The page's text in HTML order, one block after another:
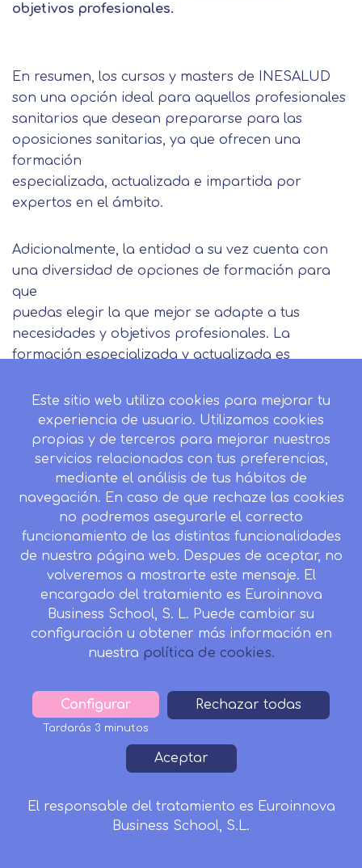
objetivos profesionales.
En resumen, los cursos y masters de INESALUD
son una opción ideal para aquellos profesionales
sanitarios que desean prepararse para las
oposiciones sanitarias, ya que ofrecen una
formación
especializada, actualizada e impartida por
expertos en el ámbito.
Adicionalmente, la entidad a su vez cuenta con
una diversidad de opciones de formación para
que
puedas elegir la que mejor se adapte a tus
necesidades y objetivos profesionales. La
formación especializada y actualizada es
INESALUD está comprometida a poner a tu
disposición la mejor formación posible para
alcanzar tus objetivos profesionales. ¡No dudes
en elegir INESALUD para preparar tus
oposiciones sanitarias!
Este sitio web utiliza cookies para mejorar tu
experiencia de usuario. Utilizamos cookies
propias y de terceros para mejorar nuestros
servicios relacionados con tus preferencias,
mediante el análisis de tus hábitos de
navegación. En caso de que rechaze las cookies
no podremos asegurarle el correcto
funcionamiento de las distintas funcionalidades
de nuestra página web. Despues de aceptar, no
volveremos a mostrarte este mensaje. El
encargado del tratamiento es Euroinnova
Business School, S. L. Puede cambiar su
configuración u obtener más información en
nuestra política de cookies.
Configurar
Tardarás 3 minutos
Rechazar todas
Aceptar
Withdraw
consent
El responsable del tratamiento es Euroinnova
Business School, S.L.